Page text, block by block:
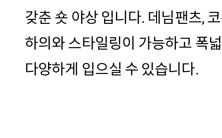
갖춘 숏 야상 입니다. 데님팬츠,
하의와 스타일링이 가능하고 폭
다양하게 입으실 수 있습니다.